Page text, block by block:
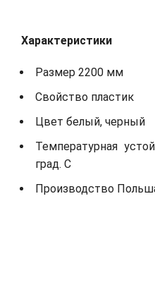
Характеристики
Размер 2200 мм
Свойство пластик
Цвет белый, черный
Температурная
град. С
Производство